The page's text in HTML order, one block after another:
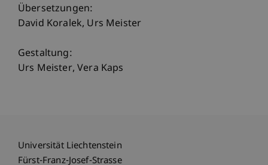
Übersetzungen:
David Koralek, Urs Meister
Gestaltung:
Urs Meister, Vera Kaps
Universität Liechtenstein
Fürst-Franz-Josef-Strasse